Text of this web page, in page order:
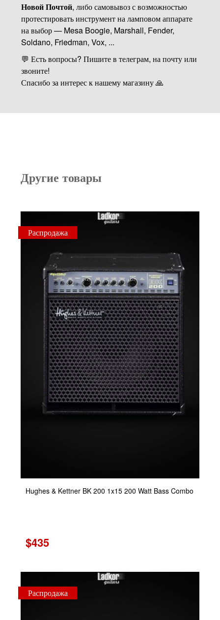
Новой Почтой, либо самовывоз с возможностью
протестировать инструмент на ламповом аппарате
на выбор — Mesa Boogie, Marshall, Fender,
Soldano, Friedman, Vox, ...
💬 Есть вопросы? Пишите в телеграм, на почту или
звоните!
Спасибо за интерес к нашему магазину 🙏
Другие товары
Распродажа
Hughes & Kettner BK 200 1x15 200 Watt Bass Combo
$435
Распродажа